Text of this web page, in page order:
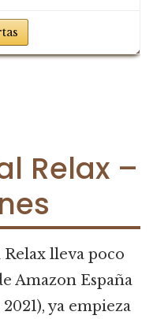
Relax –
lleva poco
Amazon España
ya empieza